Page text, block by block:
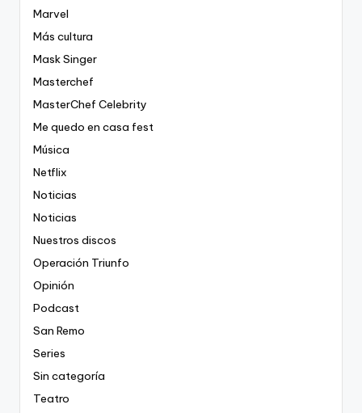
Marvel
Más cultura
Mask Singer
Masterchef
MasterChef Celebrity
Me quedo en casa fest
Música
Netflix
Noticias
Noticias
Nuestros discos
Operación Triunfo
Opinión
Podcast
San Remo
Series
Sin categoría
Teatro